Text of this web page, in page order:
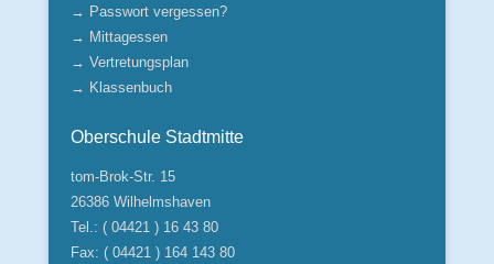
→ Passwort vergessen?
→ Mittagessen
→ Vertretungsplan
→ Klassenbuch
Oberschule Stadtmitte
tom-Brok-Str. 15
26386 Wilhelmshaven
Tel.: ( 04421 ) 16 43 80
Fax: ( 04421 ) 164 143 80